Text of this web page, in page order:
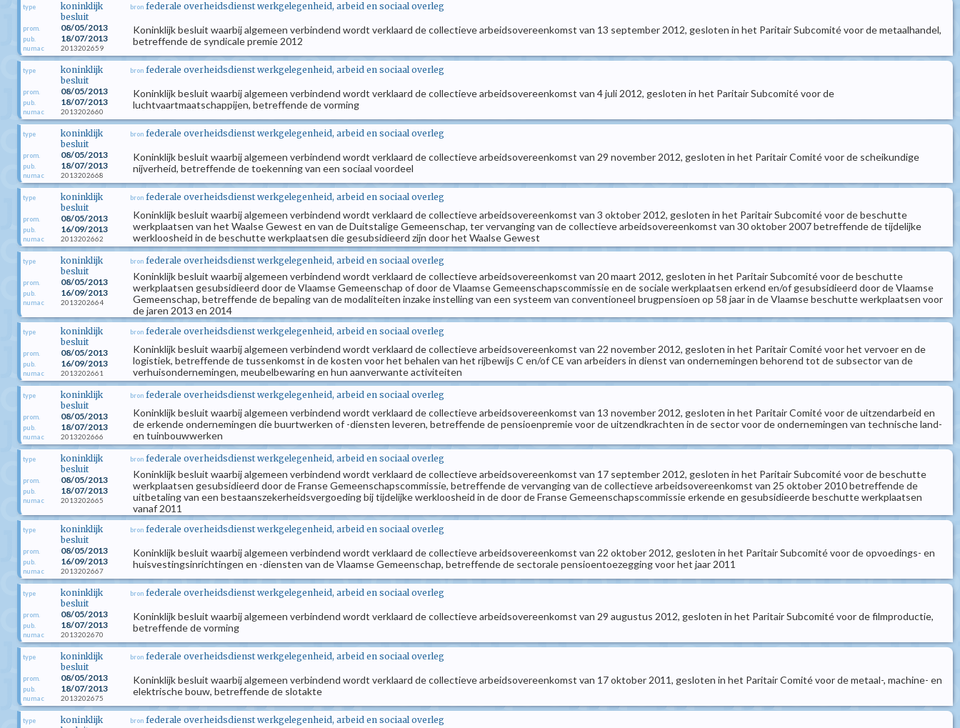
type
koninklijk
besluit
prom. 08/05/2013
pub. 18/07/2013
numac 2013202659
bron federale overheidsdienst werkgelegenheid, arbeid en sociaal overleg
Koninklijk besluit waarbij algemeen verbindend wordt verklaard de collectieve arbeidsovereenkomst van 13 september 2012, gesloten in het Paritair Subcomité voor de metaalhandel,
betreffende de syndicale premie 2012
type
koninklijk
besluit
prom. 08/05/2013
pub. 18/07/2013
numac 2013202660
bron federale overheidsdienst werkgelegenheid, arbeid en sociaal overleg
Koninklijk besluit waarbij algemeen verbindend wordt verklaard de collectieve arbeidsovereenkomst van 4 juli 2012, gesloten in het Paritair Subcomité voor de
luchtvaartmaatschappijen, betreffende de vorming
type
koninklijk
besluit
prom. 08/05/2013
pub. 18/07/2013
numac 2013202668
bron federale overheidsdienst werkgelegenheid, arbeid en sociaal overleg
Koninklijk besluit waarbij algemeen verbindend wordt verklaard de collectieve arbeidsovereenkomst van 29 november 2012, gesloten in het Paritair Comité voor de scheikundige
nijverheid, betreffende de toekenning van een sociaal voordeel
type
koninklijk
besluit
prom. 08/05/2013
pub. 16/09/2013
numac 2013202662
bron federale overheidsdienst werkgelegenheid, arbeid en sociaal overleg
Koninklijk besluit waarbij algemeen verbindend wordt verklaard de collectieve arbeidsovereenkomst van 3 oktober 2012, gesloten in het Paritair Subcomité voor de beschutte
werkplaatsen van het Waalse Gewest en van de Duitstalige Gemeenschap, ter vervanging van de collectieve arbeidsovereenkomst van 30 oktober 2007 betreffende de tijdelijke
werkloosheid in de beschutte werkplaatsen die gesubsidieerd zijn door het Waalse Gewest
type
koninklijk
besluit
prom. 08/05/2013
pub. 16/09/2013
numac 2013202664
bron federale overheidsdienst werkgelegenheid, arbeid en sociaal overleg
Koninklijk besluit waarbij algemeen verbindend wordt verklaard de collectieve arbeidsovereenkomst van 20 maart 2012, gesloten in het Paritair Subcomité voor de beschutte
werkplaatsen gesubsidieerd door de Vlaamse Gemeenschap of door de Vlaamse Gemeenschapscommissie en de sociale werkplaatsen erkend en/of gesubsidieerd door de Vlaamse
Gemeenschap, betreffende de bepaling van de modaliteiten inzake instelling van een systeem van conventioneel brugpensioen op 58 jaar in de Vlaamse beschutte werkplaatsen voor
de jaren 2013 en 2014
type
koninklijk
besluit
prom. 08/05/2013
pub. 16/09/2013
numac 2013202661
bron federale overheidsdienst werkgelegenheid, arbeid en sociaal overleg
Koninklijk besluit waarbij algemeen verbindend wordt verklaard de collectieve arbeidsovereenkomst van 22 november 2012, gesloten in het Paritair Comité voor het vervoer en de
logistiek, betreffende de tussenkomst in de kosten voor het behalen van het rijbewijs C en/of CE van arbeiders in dienst van ondernemingen behorend tot de subsector van de
verhuisondernemingen, meubelbewaring en hun aanverwante activiteiten
type
koninklijk
besluit
prom. 08/05/2013
pub. 18/07/2013
numac 2013202666
bron federale overheidsdienst werkgelegenheid, arbeid en sociaal overleg
Koninklijk besluit waarbij algemeen verbindend wordt verklaard de collectieve arbeidsovereenkomst van 13 november 2012, gesloten in het Paritair Comité voor de uitzendarbeid en
de erkende ondernemingen die buurtwerken of -diensten leveren, betreffende de pensioenpremie voor de uitzendkrachten in de sector voor de ondernemingen van technische land-
en tuinbouwwerken
type
koninklijk
besluit
prom. 08/05/2013
pub. 18/07/2013
numac 2013202665
bron federale overheidsdienst werkgelegenheid, arbeid en sociaal overleg
Koninklijk besluit waarbij algemeen verbindend wordt verklaard de collectieve arbeidsovereenkomst van 17 september 2012, gesloten in het Paritair Subcomité voor de beschutte
werkplaatsen gesubsidieerd door de Franse Gemeenschapscommissie, betreffende de vervanging van de collectieve arbeidsovereenkomst van 25 oktober 2010 betreffende de
uitbetaling van een bestaanszekerheidsvergoeding bij tijdelijke werkloosheid in de door de Franse Gemeenschapscommissie erkende en gesubsidieerde beschutte werkplaatsen
vanaf 2011
type
koninklijk
besluit
prom. 08/05/2013
pub. 16/09/2013
numac 2013202667
bron federale overheidsdienst werkgelegenheid, arbeid en sociaal overleg
Koninklijk besluit waarbij algemeen verbindend wordt verklaard de collectieve arbeidsovereenkomst van 22 oktober 2012, gesloten in het Paritair Subcomité voor de opvoedings- en
huisvestingsinrichtingen en -diensten van de Vlaamse Gemeenschap, betreffende de sectorale pensioentoezegging voor het jaar 2011
type
koninklijk
besluit
prom. 08/05/2013
pub. 18/07/2013
numac 2013202670
bron federale overheidsdienst werkgelegenheid, arbeid en sociaal overleg
Koninklijk besluit waarbij algemeen verbindend wordt verklaard de collectieve arbeidsovereenkomst van 29 augustus 2012, gesloten in het Paritair Subcomité voor de filmproductie,
betreffende de vorming
type
koninklijk
besluit
prom. 08/05/2013
pub. 18/07/2013
numac 2013202675
bron federale overheidsdienst werkgelegenheid, arbeid en sociaal overleg
Koninklijk besluit waarbij algemeen verbindend wordt verklaard de collectieve arbeidsovereenkomst van 17 oktober 2011, gesloten in het Paritair Comité voor de metaal-, machine- en
elektrische bouw, betreffende de slotakte
type
koninklijk
bron federale overheidsdienst werkgelegenheid, arbeid en sociaal overleg